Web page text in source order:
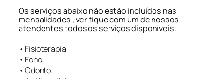
Os serviços abaixo não estão incluídos nas
mensalidades , verifique com um de nossos
atendentes todos os serviços disponíveis:
• Fisioterapia
• Fono.
• Odonto.